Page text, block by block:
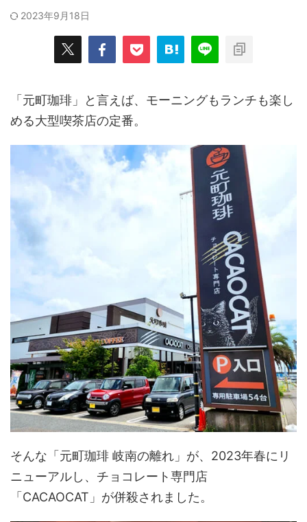
2023年9月18日
「元町珈琲」と言えば、モーニングもランチも楽し
める大型喫茶店の定番。
そんな「元町珈琲 岐南の離れ」が、2023年春にリ
ニューアルし、チョコレート専門店
「CACAOCAT」が併殺されました。